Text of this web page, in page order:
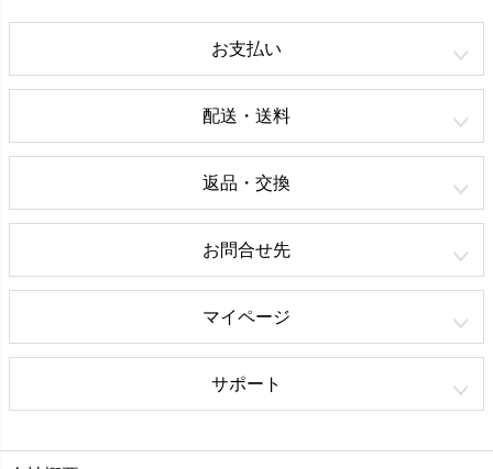
お支払い
配送・送料
返品・交換
お問合せ先
マイページ
サポート